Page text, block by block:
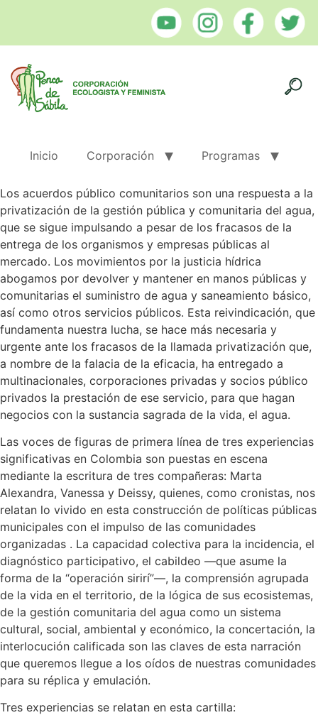
Inicio Corporación Programas
Los acuerdos público comunitarios son una respuesta a la
privatización de la gestión pública y comunitaria del agua,
que se sigue impulsando a pesar de los fracasos de la
entrega de los organismos y empresas públicas al
mercado. Los movimientos por la justicia hídrica
abogamos por devolver y mantener en manos públicas y
comunitarias el suministro de agua y saneamiento básico,
así como otros servicios públicos. Esta reivindicación, que
fundamenta nuestra lucha, se hace más necesaria y
urgente ante los fracasos de la llamada privatización que,
a nombre de la falacia de la eficacia, ha entregado a
multinacionales, corporaciones privadas y socios público
privados la prestación de ese servicio, para que hagan
negocios con la sustancia sagrada de la vida, el agua.
Las voces de figuras de primera línea de tres experiencias
significativas en Colombia son puestas en escena
mediante la escritura de tres compañeras: Marta
Alexandra, Vanessa y Deissy, quienes, como cronistas, nos
relatan lo vivido en esta construcción de políticas públicas
municipales con el impulso de las comunidades
organizadas . La capacidad colectiva para la incidencia, el
diagnóstico participativo, el cabildeo —que asume la
forma de la “operación sirirí”—, la comprensión agrupada
de la vida en el territorio, de la lógica de sus ecosistemas,
de la gestión comunitaria del agua como un sistema
cultural, social, ambiental y económico, la concertación, la
interlocución calificada son las claves de esta narración
que queremos llegue a los oídos de nuestras comunidades
para su réplica y emulación.
Tres experiencias se relatan en esta cartilla: